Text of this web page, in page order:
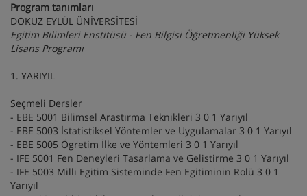
Program tanımları
DOKUZ EYLÜL ÜNİVERSİTESİ
Egitim Bilimleri Enstitüsü - Fen Bilgisi Öğretmenliği Yüksek
Lisans Programı
1. YARIYIL
Seçmeli Dersler
- EBE 5001 Bilimsel Arastırma Teknikleri 3 0 1 Yarıyıl
- EBE 5003 İstatistiksel Yöntemler ve Uygulamalar 3 0 1 Yarıyıl
- EBE 5005 Ögretim İlke ve Yöntemleri 3 0 1 Yarıyıl
- IFE 5001 Fen Deneyleri Tasarlama ve Gelistirme 3 0 1 Yarıyıl
- IFE 5003 Milli Egitim Sisteminde Fen Egitiminin Rolü 3 0 1
Yarıyıl